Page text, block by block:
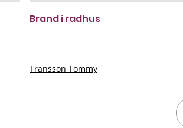
Brand i radhus
Fransson Tommy